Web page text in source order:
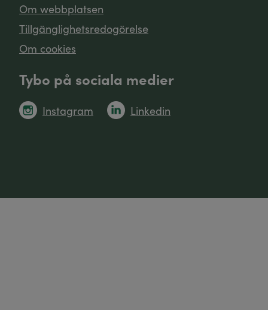
Om webbplatsen
Tillgänglighetsredogörelse
Om cookies
Tybo på sociala medier
Instagram Linkedin